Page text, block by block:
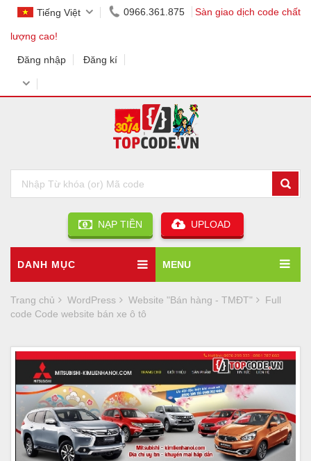
Tiếng Việt 0966.361.875 Sàn giao dịch code chất
lượng cao!
Đăng nhập Đăng kí
NẠP TIỀN UPLOAD
DANH MỤC MENU
Trang chủ WordPress Website "Bán hàng - TMĐT"
Full
code Code website bán xe ô tô